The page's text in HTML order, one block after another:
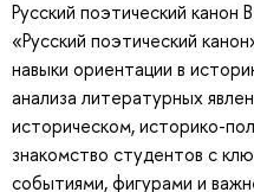
Русский поэтический канон
«Русский поэтический
навыки ориентации в
анализа литературных
историческом, историко-
знакомство студентов с
событиями, фигурами и